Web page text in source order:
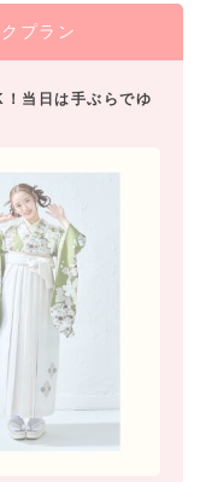
プラン
当日は手ぶらでゆ